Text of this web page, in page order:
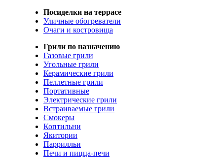
Посиделки на террасе
Уличные обогреватели
Очаги и костровища
Грили по назначению
Газовые грили
Угольные грили
Керамические грили
Пеллетные грили
Портативные
Электрические грили
Встраиваемые грили
Смокеры
Коптильни
Якитории
Паррилльи
Печи и пицца-печи